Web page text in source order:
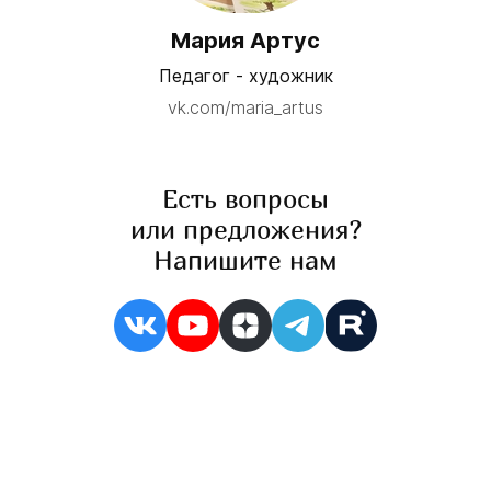
Мария Артус
Педагог - художник
vk.com/maria_artus
Есть вопросы
или предложения?
Напишите нам